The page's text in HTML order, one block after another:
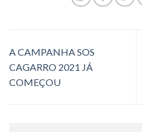
A CAMPANHA SOS
CAGARRO 2021 JÁ
COMEÇOU